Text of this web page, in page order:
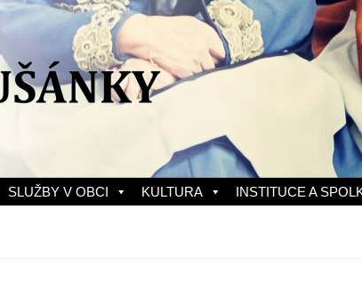
SLUŽBY V OBCI KULTURA INSTITUCE A